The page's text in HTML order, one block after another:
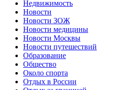
Недвижимость
Новости
Новости ЗОЖ
Новости медицины
Новости Москвы
Новости путешествий
Образование
Общество
Около спорта
Отдых в России